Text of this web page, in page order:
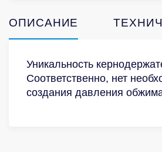
ОПИСАНИЕ
Уникальность
Соответственно, нет
создания давления